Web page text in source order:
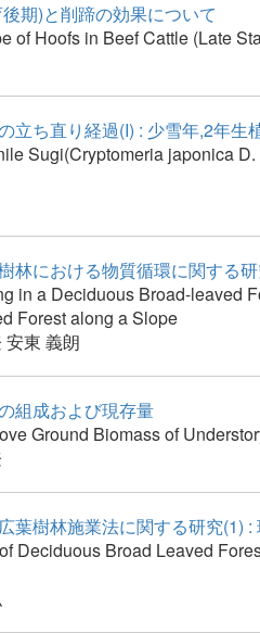
期)と削蹄の効果について
of Hoofs in Beef Cattle (Late
立ち直り経過(I) : 少雪年,2年生
Sugi(Cryptomeria japonica
林における物質循環に関する
in a Deciduous Broad-leaved
Forest along a Slope
安東 義朗
組成および現存量
Ground Biomass of
葉樹林施業法に関する研究(1)
Deciduous Broad Leaved